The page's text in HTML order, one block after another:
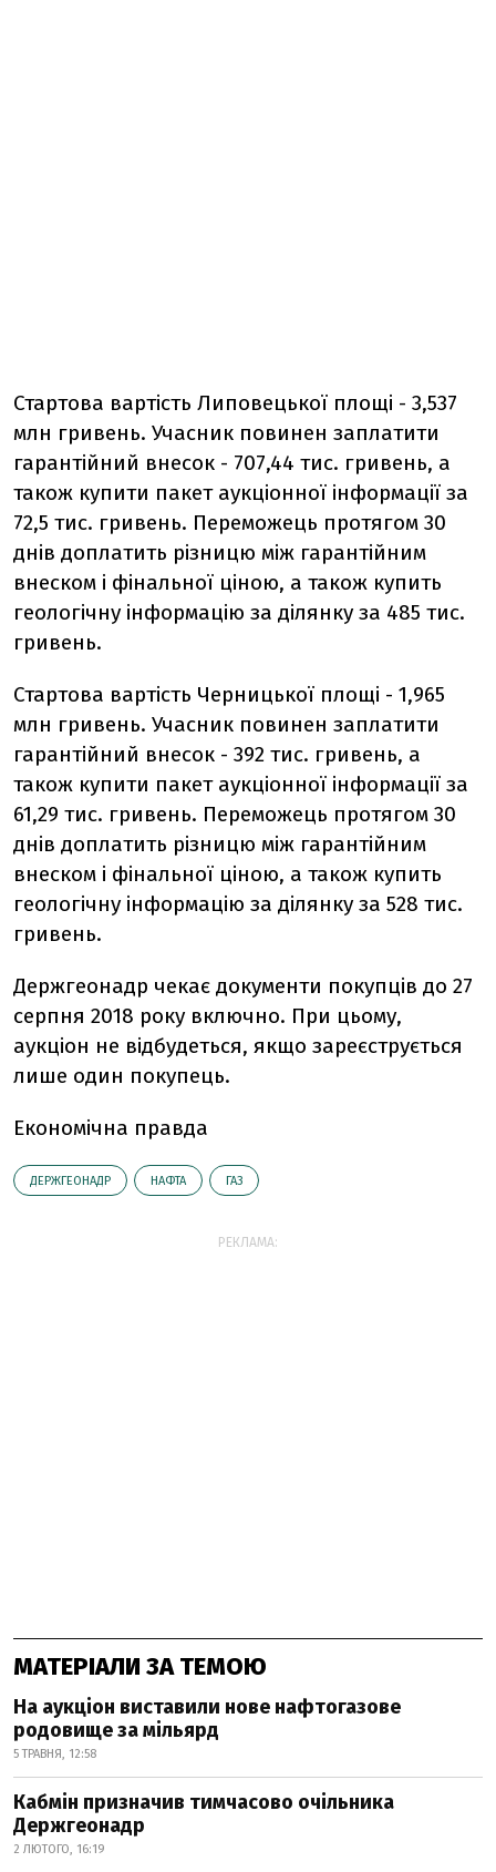
Стартова вартість Липовецької площі - 3,537
млн ​​гривень. Учасник повинен заплатити
гарантійний внесок - 707,44 тис. гривень, а
також купити пакет аукціонної інформації за
72,5 тис. гривень. Переможець протягом 30
днів доплатить різницю між гарантійним
внеском і фінальної ціною, а також купить
геологічну інформацію за ділянку за 485 тис.
гривень.
Стартова вартість Черницької площі - 1,965
млн гривень. Учасник повинен заплатити
гарантійний внесок - 392 тис. гривень, а
також купити пакет аукціонної інформації за
61,29 тис. гривень. Переможець протягом 30
днів доплатить різницю між гарантійним
внеском і фінальної ціною, а також купить
геологічну інформацію за ділянку за 528 тис.
гривень.
Держгеонадр чекає документи покупців до 27
серпня 2018 року включно. При цьому,
аукціон не відбудеться, якщо зареєструється
лише один покупець.
Економічна правда
ДЕРЖГЕОНАДР НАФТА ГАЗ
РЕКЛАМА:
МАТЕРІАЛИ ЗА ТЕМОЮ
На аукціон виставили нове нафтогазове
родовище за мільярд
5 ТРАВНЯ, 12:58
Кабмін призначив тимчасово очільника
Держгеонадр
2 ЛЮТОГО, 16:19